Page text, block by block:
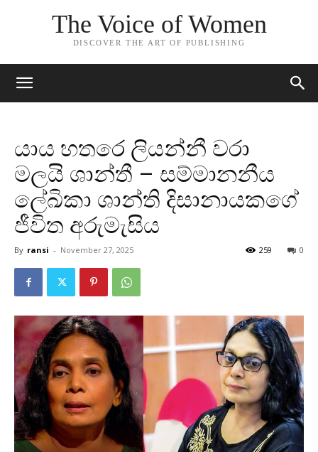
The Voice of Women
DISCOVER THE ART OF PUBLISHING
යාය හතරෙ ලියන්නී වරා
මලයි ශාන්තී – සම්මානනීය
ලේඛිකා ශාන්ති දිසානායකගේ
ජීවිත අරුමැසිය
By ransi - November 27, 2025 0
259